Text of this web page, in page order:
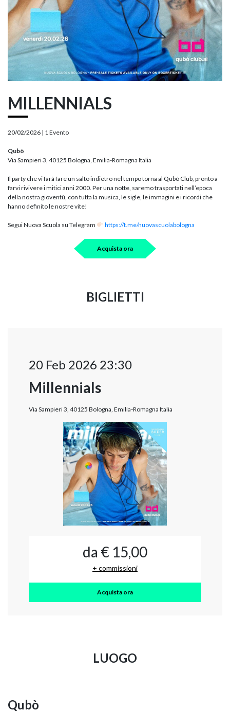
MILLENNIALS
20/02/2026 | 1 Evento
Qubò
Via Sampieri 3, 40125 Bologna, Emilia-Romagna Italia
Il party che vi farà fare un salto indietro nel tempo torna al Qubò Club, pronto a
farvi rivivere i mitici anni 2000. Per una notte, saremo trasportati nell’epoca
della nostra gioventù, con tutta la musica, le sigle, le immagini e i ricordi che
hanno definito le nostre vite!
Segui Nuova Scuola su Telegram https://t.me/nuovascuolabologna
Acquista ora
BIGLIETTI
20 Feb 2026 23:30
Millennials
Via Sampieri 3, 40125 Bologna, Emilia-Romagna Italia
da € 15,00
+ commissioni
Acquista ora
LUOGO
Qubò